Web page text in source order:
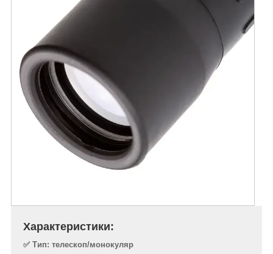
Характеристики:
✅ Тип: телескоп/монокуляр